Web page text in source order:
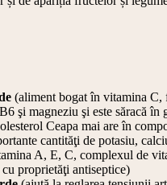
(aliment bogat în vitamina
şi magneziu şi este săracă în
Ceapa mai are în
cantităţi de potasiu,
A, E, C, complexul de
cu proprietăţi antiseptice)